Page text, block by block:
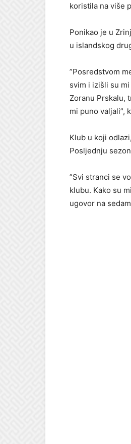
koristila na više
Ponikao je u
u islandskog
”Posredstvom
svim i izišli su
Zoranu Prskalu,
mi puno valjali”,
Klub u koji
Posljednju
”Svi stranci se
klubu. Kako su
ugovor na